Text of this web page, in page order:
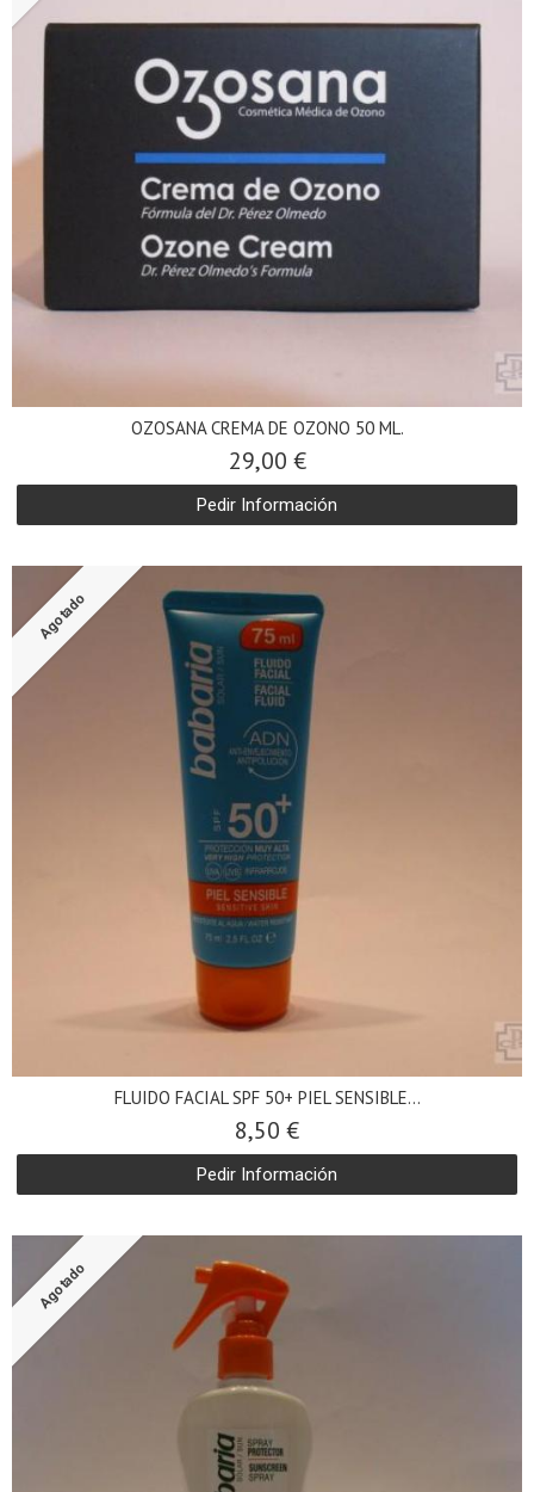
OZOSANA CREMA DE OZONO 50 ML.
29,00 €
Pedir Información
Agotado
FLUIDO FACIAL SPF 50+ PIEL SENSIBLE...
8,50 €
Pedir Información
Agotado